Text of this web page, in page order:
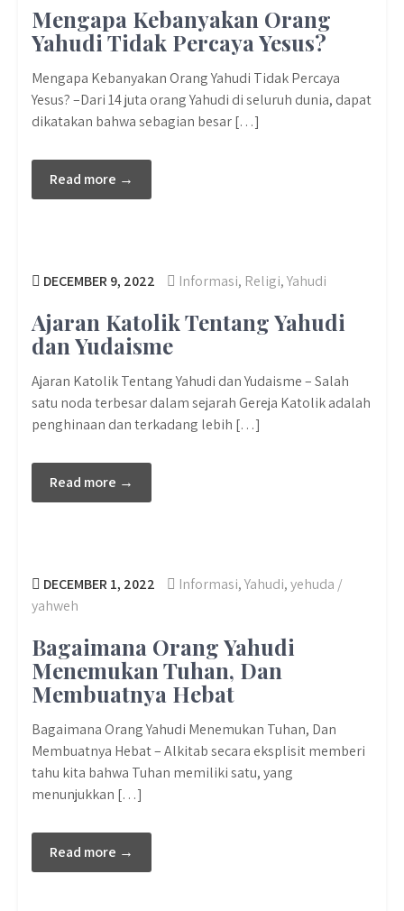
Mengapa Kebanyakan Orang
Yahudi Tidak Percaya Yesus?
Mengapa Kebanyakan Orang Yahudi Tidak Percaya
Yesus? –Dari 14 juta orang Yahudi di seluruh dunia, dapat
dikatakan bahwa sebagian besar […]
Read more →
DECEMBER 9, 2022 Informasi, Religi,Yahudi
Ajaran Katolik Tentang Yahudi
dan Yudaisme
Ajaran Katolik Tentang Yahudi dan Yudaisme – Salah
satu noda terbesar dalam sejarah Gereja Katolik adalah
penghinaan dan terkadang lebih […]
Read more →
DECEMBER 1, 2022 Informasi,Yahudi,yehuda /
yahweh
Bagaimana Orang Yahudi
Menemukan Tuhan, Dan
Membuatnya Hebat
Bagaimana Orang Yahudi Menemukan Tuhan, Dan
Membuatnya Hebat – Alkitab secara eksplisit memberi
tahu kita bahwa Tuhan memiliki satu, yang
menunjukkan […]
Read more →